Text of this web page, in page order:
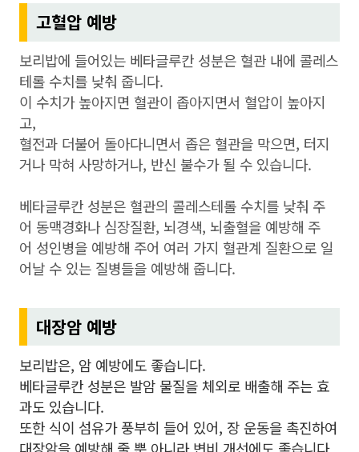
고혈압 예방
보리밥에 들어있는 베타글루칸 성분은 혈관 내에 콜레스
테롤 수치를 낮춰 줍니다.
이 수치가 높아지면 혈관이 좁아지면서 혈압이 높아지
고,
혈전과 더불어 돌아다니면서 좁은 혈관을 막으면, 터지
거나 막혀 사망하거나, 반신 불수가 될 수 있습니다.
베타글루칸 성분은 혈관의 콜레스테롤 수치를 낮춰 주
어 동맥경화나 심장질환, 뇌경색, 뇌출혈을 예방해 주
어 성인병을 예방해 주어 여러 가지 혈관계 질환으로 일
어날 수 있는 질병들을 예방해 줍니다.
대장암 예방
보리밥은, 암 예방에도 좋습니다.
베타글루칸 성분은 발암 물질을 체외로 배출해 주는 효
과도 있습니다.
또한 식이 섬유가 풍부히 들어 있어, 장 운동을 촉진하여